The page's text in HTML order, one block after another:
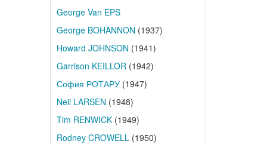
George Van EPS
George BOHANNON (1937)
Howard JOHNSON (1941)
Garrison KEILLOR(1942)
София РОТАРУ(1947)
Neil LARSEN (1948)
Tim RENWICK(1949)
Rodney CROWELL(1950)